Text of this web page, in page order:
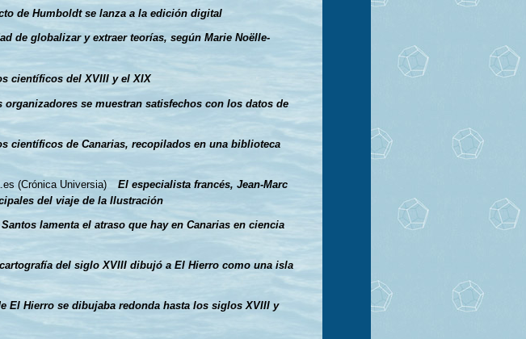
de Humboldt se lanza a la edición digital
de globalizar y extraer teorías, según Marie Noëlle-
científicos del XVIII y el XIX
organizadores se muestran satisfechos con los datos de
científicos de Canarias, recopilados en una biblioteca
(Crónica Universia)
El especialista francés, Jean-Marc
del viaje de la Ilustración
lamenta el atraso que hay en Canarias en ciencia
del siglo XVIII dibujó a El Hierro como una isla
El Hierro se dibujaba redonda hasta los siglos XVIII y